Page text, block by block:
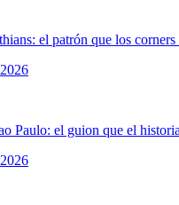
el patrón que los
Paulo: el guion que el